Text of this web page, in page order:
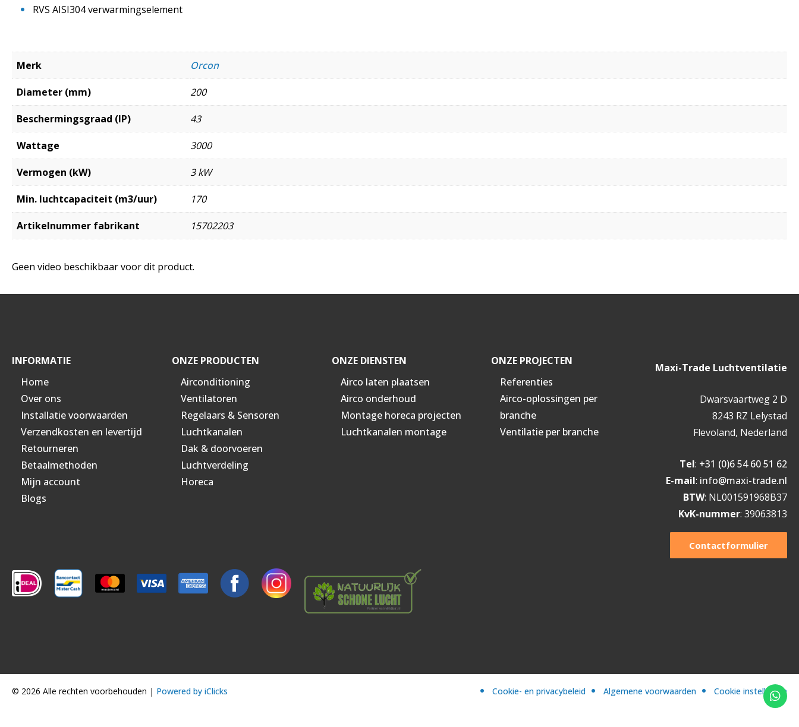
RVS AISI304 verwarmingselement
Merk Orcon
Diameter (mm) 200
Beschermingsgraad (IP) 43
Wattage 3000
Vermogen (kW) 3 kW
Min. luchtcapaciteit (m3/uur) 170
Artikelnummer fabrikant 15702203
Geen video beschikbaar voor dit product.
INFORMATIE
Home
Over ons
Installatie voorwaarden
Verzendkosten en levertijd
Retourneren
Betaalmethoden
Mijn account
Blogs
ONZE PRODUCTEN
Airconditioning
Ventilatoren
Regelaars & Sensoren
Luchtkanalen
Dak & doorvoeren
Luchtverdeling
Horeca
ONZE DIENSTEN
Airco laten plaatsen
Airco onderhoud
Montage horeca projecten
Luchtkanalen montage
ONZE PROJECTEN
Referenties
Airco-oplossingen per
branche
Ventilatie per branche
Maxi-Trade Luchtventilatie
Dwarsvaartweg 2 D
8243 RZ Lelystad
Flevoland, Nederland
Tel: +31 (0)6 54 60 51 62
E-mail: info@maxi-trade.nl
BTW: NL001591968B37
KvK-nummer: 39063813
Contactformulier
© 2026 Alle rechten voorbehouden | Powered by iClicks Cookie- en privacybeleid Algemene voorwaarden Cookie instellingen